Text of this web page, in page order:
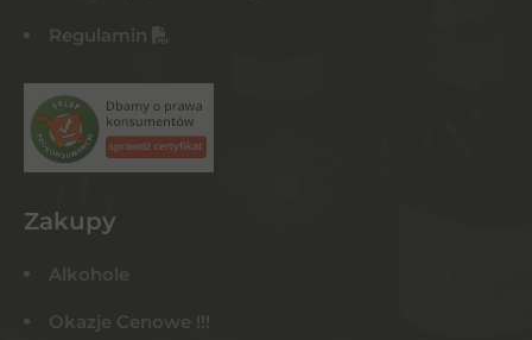
Regulamin
Zakupy
Alkohole
Okazje Cenowe !!!